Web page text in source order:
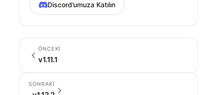
Discord'umuza Katılın
ÖNCEKI
v1.11.1
SONRAKI